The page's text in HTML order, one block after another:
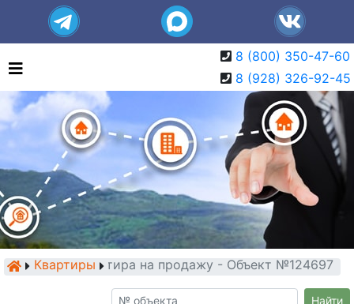
8 (800) 350-47-60
8 (928) 326-92-45
КвартирыКвартира на продажу - Объект №124697
Найти